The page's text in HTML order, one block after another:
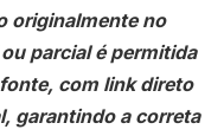
originalmente no
parcial é permitida
com link direto
garantindo a correta